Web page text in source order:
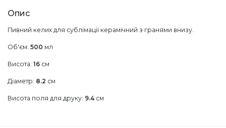
Опис
Пивний келих для сублімації керамічний з гранями внизу.
Об'єм: 500 мл
Висота: 16 см
Діаметр: 8.2 см
Висота поля для друку: 9.4 см